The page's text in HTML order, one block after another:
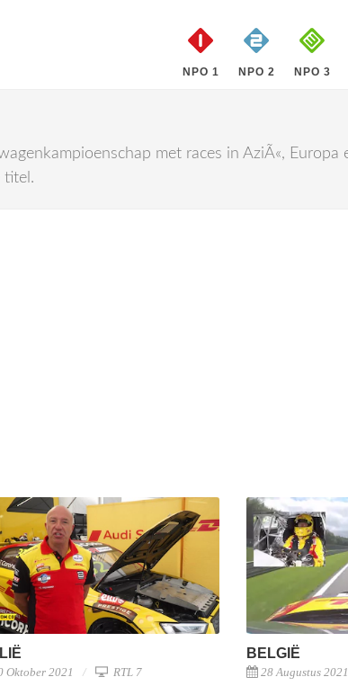
NPO 1 NPO 2 NPO 3
met races in AziÃ«,
titel.
Oktober 2021 RTL 7
BELGIË
28 Augustus 2021